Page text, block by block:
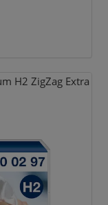
H2 ZigZag Extra